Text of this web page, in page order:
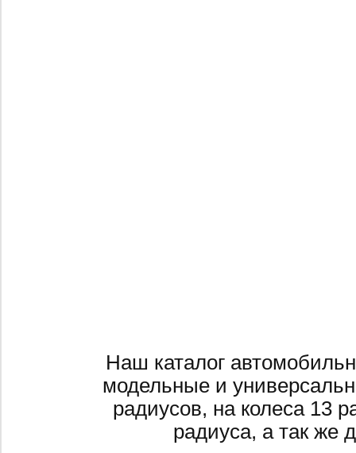
Наш каталог
модельные и
радиусов, на колеса 13
радиуса, а так же